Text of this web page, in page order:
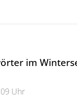
im
Uhr